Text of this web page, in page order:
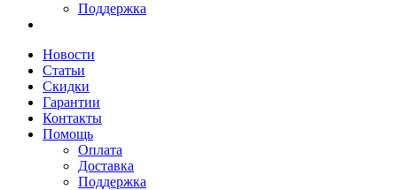
Поддержка
Новости
Статьи
Скидки
Гарантии
Контакты
Помощь
Оплата
Доставка
Поддержка